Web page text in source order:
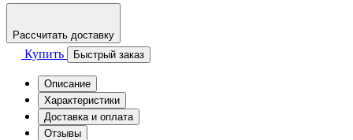
Рассчитать доставку
Купить Быстрый заказ
Описание
Характеристики
Доставка и оплата
Отзывы